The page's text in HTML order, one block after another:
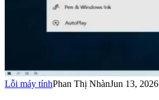
Lỗi máy tínhPhan Thị NhànJun 13, 2026